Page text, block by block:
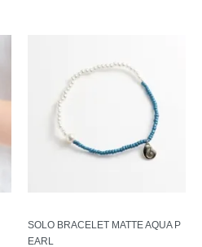
SOLO BRACELET MATTE AQUA P
EARL